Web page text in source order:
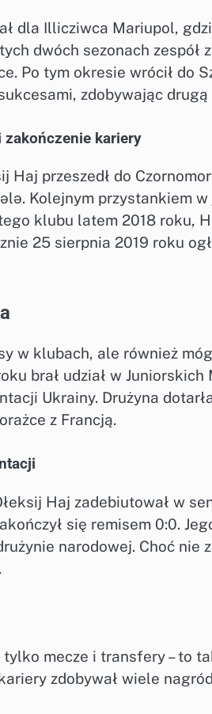
dla Illicziwca Mariupol,
dwóch sezonach
Po tym okresie wrócił do
zdobywając
zakończenie kariery
Haj przeszedł do
Kolejnym przystankiem
klubu latem 2018 roku,
25 sierpnia 2019 roku
w klubach, ale również
brał udział w
Ukrainy. Drużyna
z Francją.
Haj zadebiutował w
się remisem 0:0.
narodowej. Choć nie
mecze i transfery – to
zdobywał wiele